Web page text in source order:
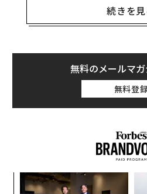
ORAは、電通グループの研究
ョンイニシアティブ（DII）と
T」で人材ネットワークを作る
続きを
無料のメールマ
無料登